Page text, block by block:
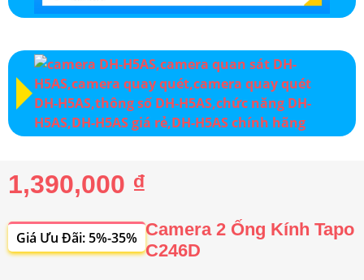
1,390,000 ₫
Giá Ưu Đãi: 5%-35% Camera 2 Ống Kính Tapo
C246D